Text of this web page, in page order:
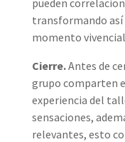
transformando
momento
Cierre.Antes de
grupo comparten
experiencia del
sensaciones,
relevantes, esto